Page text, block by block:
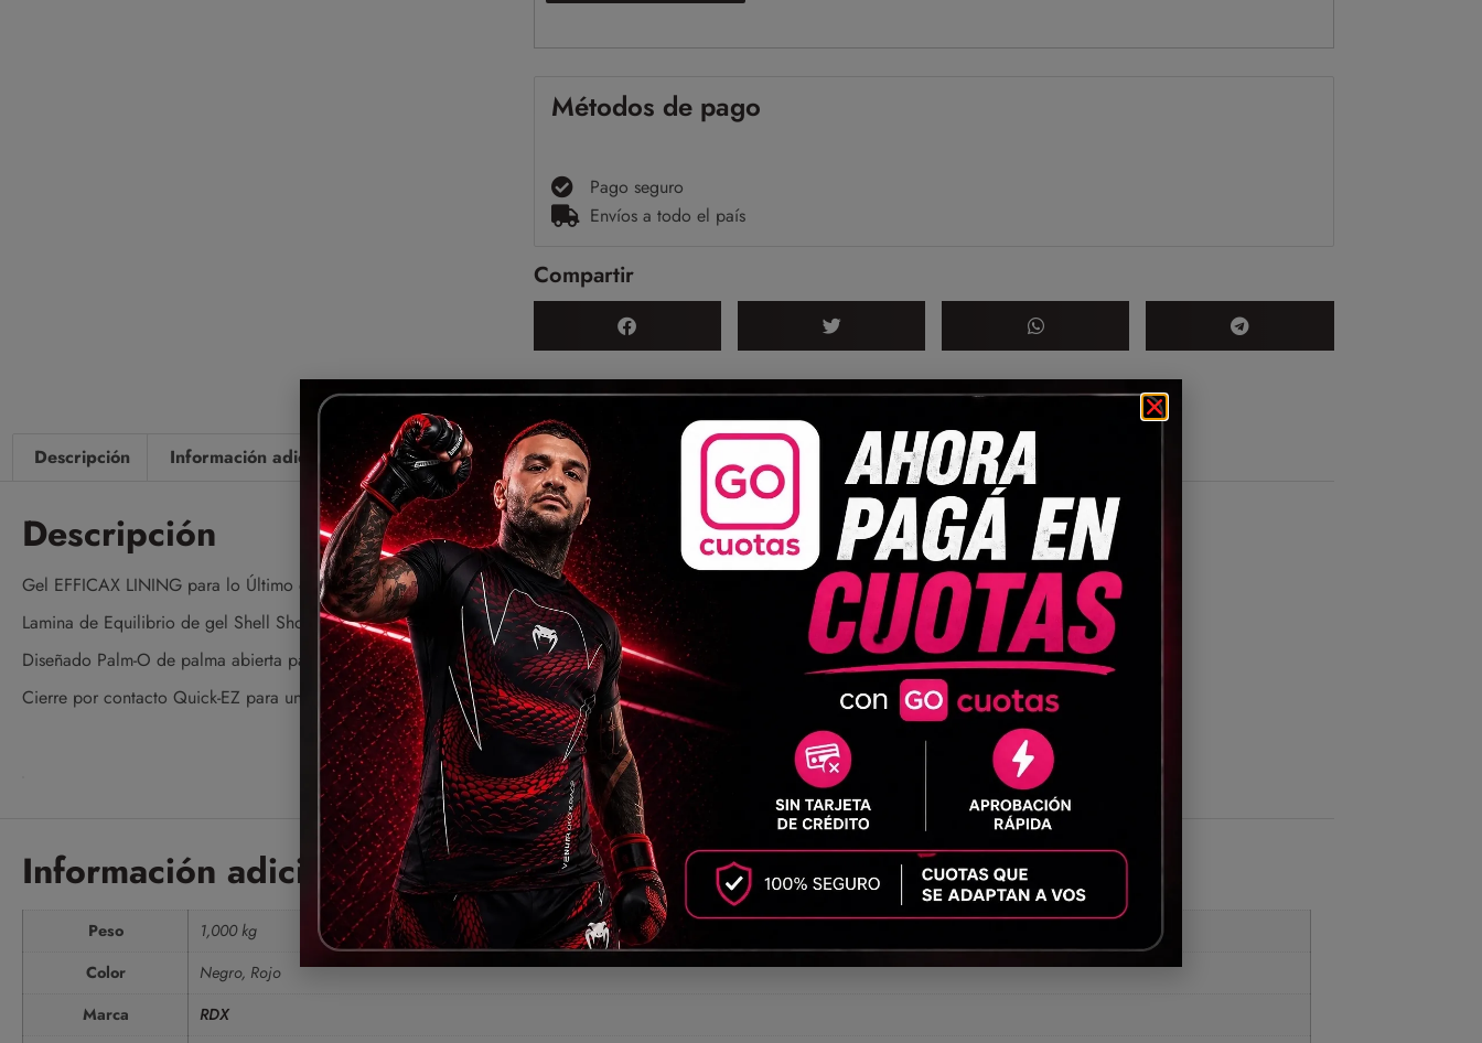
Métodos de pago
Pago seguro
Envíos a todo el país
Compartir
Descripción Información adicional Valoraciones (0)
Descripción
Gel EFFICAX LINING para lo Último en acolchado y la mejor protección en batalla.
Lamina de Equilibrio de gel Shell Shock para enfrentar los impactos más fuertes.
Diseñado Palm-O de palma abierta para un agarre y ventilación de primera.
Cierre por contacto Quick-EZ para un ajuste perfecto y la mejor protección para la muñeca.
Información adicional
Peso
1,000 kg
Color
Negro, Rojo
Marca
RDX